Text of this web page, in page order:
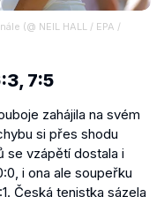
(@ NEIL HALL / EPA /
7:5
zahájila na svém
si přes shodu
se vzápětí dostala i
i ona ale soupeřku
Česká tenistka sázela